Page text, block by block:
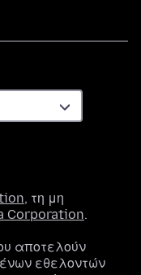
, τη μη
Corporation.
αποτελούν
εθελοντών